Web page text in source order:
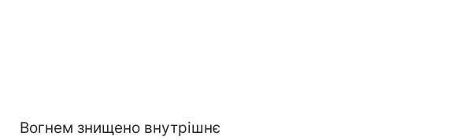
Вогнем знищено внутрішнє